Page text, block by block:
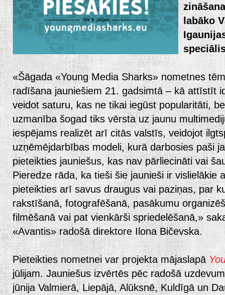
labāko
«Šāgada «Young Media Sharks» nometnes
radīšana jauniešiem 21. gadsimtā – kā attīstīt
veidot saturu, kas ne tikai iegūst popularitāti,
uzmanība šogad tiks vērsta uz jaunu
iespējams realizēt arī citās valstīs, veidojot
uzņēmējdarbības modeli, kurā darbosies paši
pieteikties jauniešus, kas nav pārliecināti vai
Pieredze rāda, ka tieši šie jaunieši ir vislielākie
pieteikties arī savus draugus vai paziņas, par
rakstīšanā, fotografēšanā, pasākumu
filmēšanā vai pat vienkārši spriedelēšanā,»
«Avantis» radošā direktore Ilona Bičevska.
Pieteikties nometnei var projekta mājaslapā
jūlijam. Jauniešus izvērtēs pēc radošā
jūnija Valmierā, Liepājā, Alūksnē, Kuldīgā un